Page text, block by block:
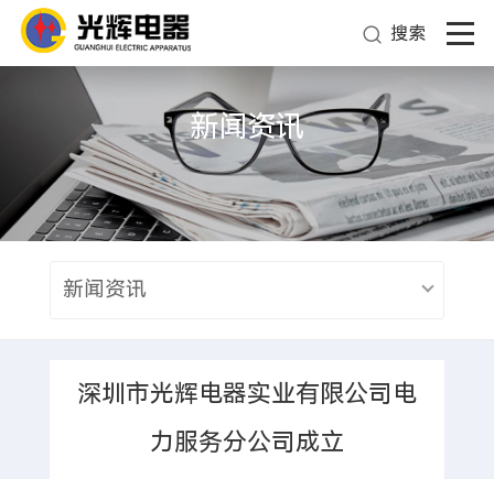
搜索
新闻资讯
新闻资讯
深圳市光辉电器实业有限公司电
力服务分公司成立